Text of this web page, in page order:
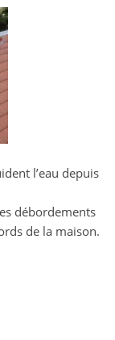
l’eau depuis
débordements
de la maison.